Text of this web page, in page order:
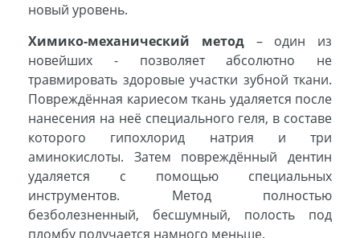
новый уровень.
Химико-механический метод– один из
новейших - позволяет абсолютно не
травмировать здоровые участки зубной ткани.
Повреждённая кариесом ткань удаляется после
нанесения на неё специального геля, в составе
которого гипохлорид натрия и три
аминокислоты. Затем повреждённый дентин
удаляется с помощью специальных
инструментов. Метод полностью
безболезненный, бесшумный, полость под
пломбу получается намного меньше.